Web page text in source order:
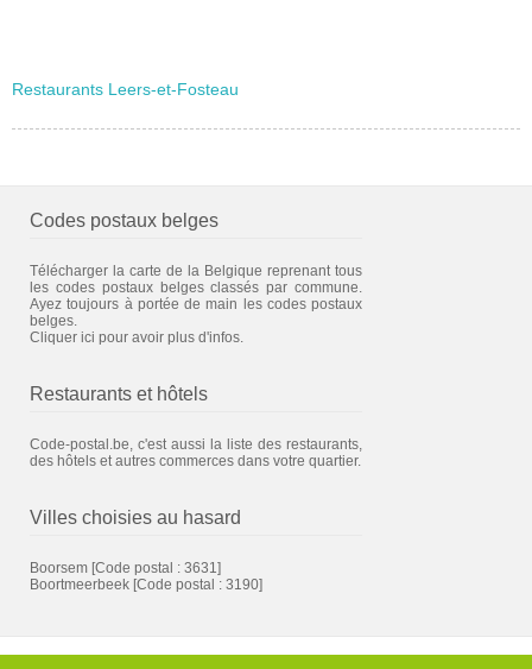
Restaurants Leers-et-Fosteau
Codes postaux belges
Télécharger la carte de la Belgique reprenant tous
les codes postaux belges classés par commune.
Ayez toujours à portée de main les codes postaux
belges.
Cliquer ici pour avoir plus d'infos.
Restaurants et hôtels
Code-postal.be, c'est aussi la liste des restaurants,
des hôtels et autres commerces dans votre quartier.
Villes choisies au hasard
Boorsem [Code postal : 3631]
Boortmeerbeek [Code postal : 3190]